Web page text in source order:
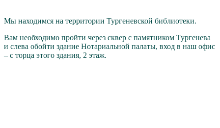
Мы находимся на территории Тургеневской библиотеки.
Вам необходимо пройти через cквер с памятником Тургенева
и слева обойти здание Нотариальной палаты, вход в наш офис
– с торца этого здания, 2 этаж.